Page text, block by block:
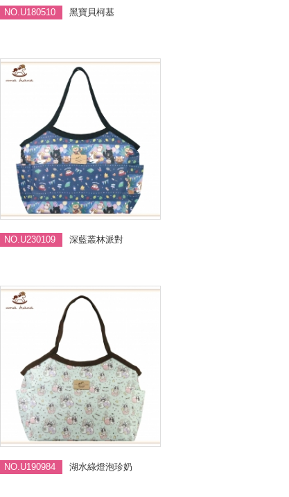
NO.U180510 黑寶貝柯基
NO.U230109 深藍叢林派對
NO.U190984 湖水綠燈泡珍奶